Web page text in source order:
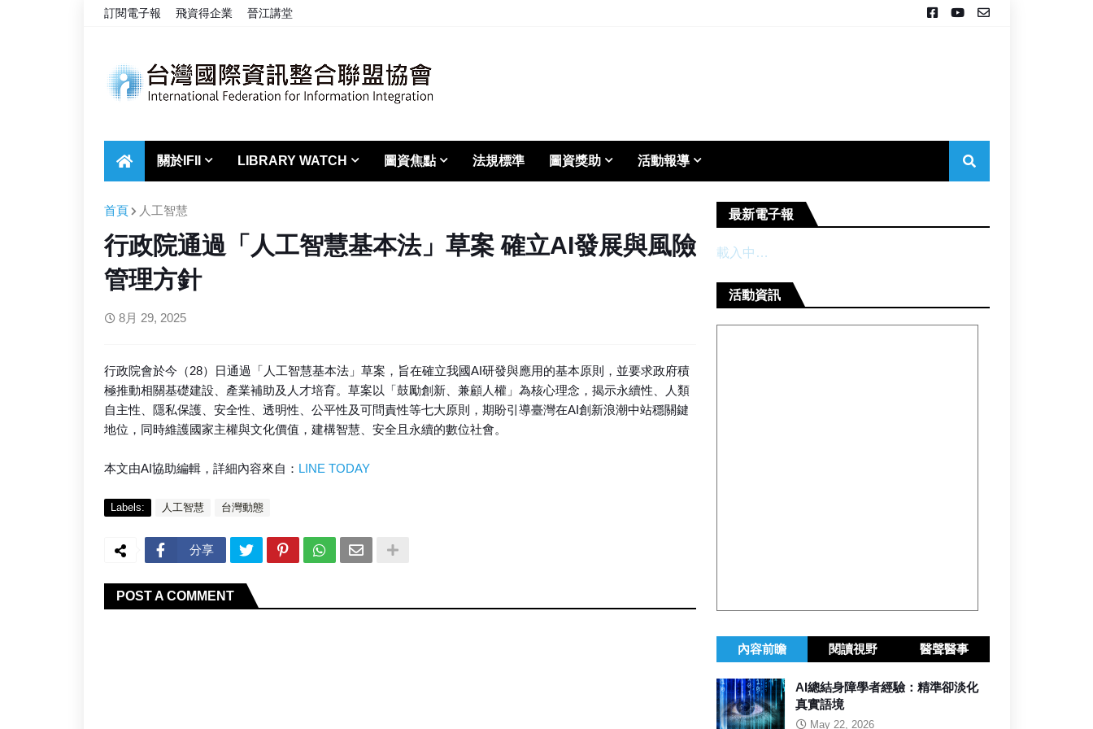
訂閱電子報 飛資得企業 晉江講堂
關於IFII LIBRARY WATCH 圖資焦點 法規標準 圖資獎助 活動報導
首頁 人工智慧
行政院通過「人工智慧基本法」草案 確立AI發展與風險
管理方針
8月 29, 2025
行政院會於今（28）日通過「人工智慧基本法」草案，旨在確立我國AI研發與應用的基本原則，並要求政府積
極推動相關基礎建設、產業補助及人才培育。草案以「鼓勵創新、兼顧人權」為核心理念，揭示永續性、人類
自主性、隱私保護、安全性、透明性、公平性及可問責性等七大原則，期盼引導臺灣在AI創新浪潮中站穩關鍵
地位，同時維護國家主權與文化價值，建構智慧、安全且永續的數位社會。
本文由AI協助編輯，詳細內容來自： LINE TODAY
Labels: 人工智慧 台灣動態
分享
POST A COMMENT
最新電子報
載入中…
活動資訊
內容前瞻 閱讀視野 醫聲醫事
AI總結身障學者經驗：精準卻淡化
真實語境
May 22, 2026